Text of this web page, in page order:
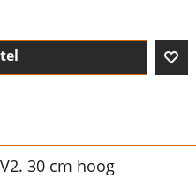
30 cm hoog